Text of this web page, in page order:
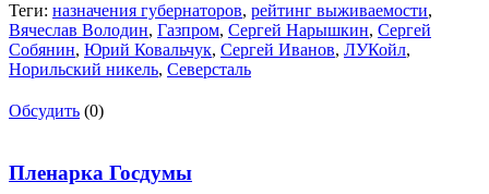
Теги: назначения губернаторов, рейтинг выживаемости,
Вячеслав Володин, Газпром, Сергей Нарышкин, Сергей
Собянин, Юрий Ковальчук, Сергей Иванов, ЛУКойл,
Норильский никель, Северсталь
Обсудить (0)
Пленарка Госдумы